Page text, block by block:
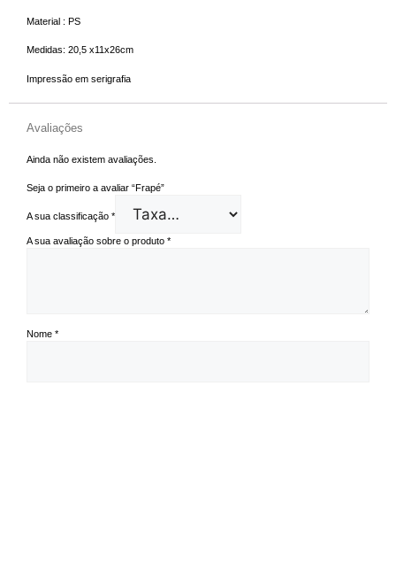
Material : PS
Medidas: 20,5 x11x26cm
Impressão em serigrafia
Avaliações
Ainda não existem avaliações.
Seja o primeiro a avaliar “Frapé”
A sua classificação *
A sua avaliação sobre o produto *
Nome *